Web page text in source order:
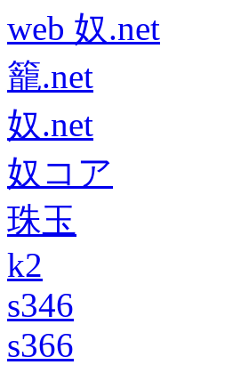
web 奴.net
籠.net
奴.net
奴コア
珠玉
k2
s346
s366